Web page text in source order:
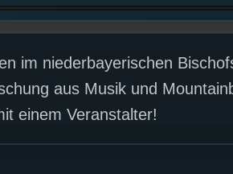
im niederbayerischen
aus Musik und
einem Veranstalter!